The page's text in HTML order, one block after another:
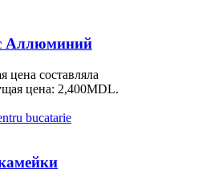
Аллюминий
цена составляла
цена: 2,400MDL.